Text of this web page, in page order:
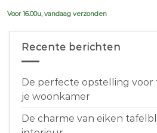
Voor 16.00u, vandaag verzonden
Recente berichten
De perfecte opstelling voor
je woonkamer
De charme van eiken